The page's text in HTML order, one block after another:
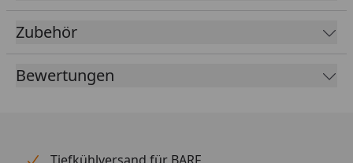
gesunden, strahlenden Glanz. Ob trocken serviert
oder mit Wasser aufgeweicht – Sie passen die
So sorgen Sie täglich für Wohlbefinden und Vitalität
Skin & Coat - Ernährungsschwerpunkt: Weizenfrei,
Zubehör
Bewertungen